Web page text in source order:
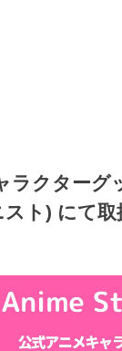
ラクターグ
ト) にて取